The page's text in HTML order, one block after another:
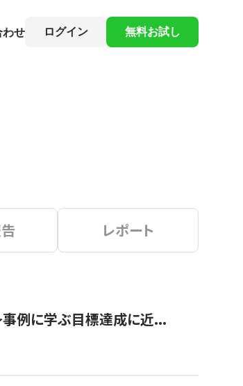
わせ ログイン 無料お試し
レポート
事例に学ぶ目標達成に近...